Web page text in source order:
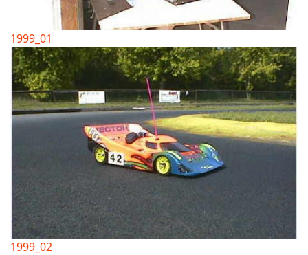
1999_01
1999_02